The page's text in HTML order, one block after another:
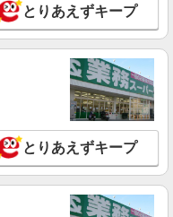
とりあえずキープ
とりあえずキープ